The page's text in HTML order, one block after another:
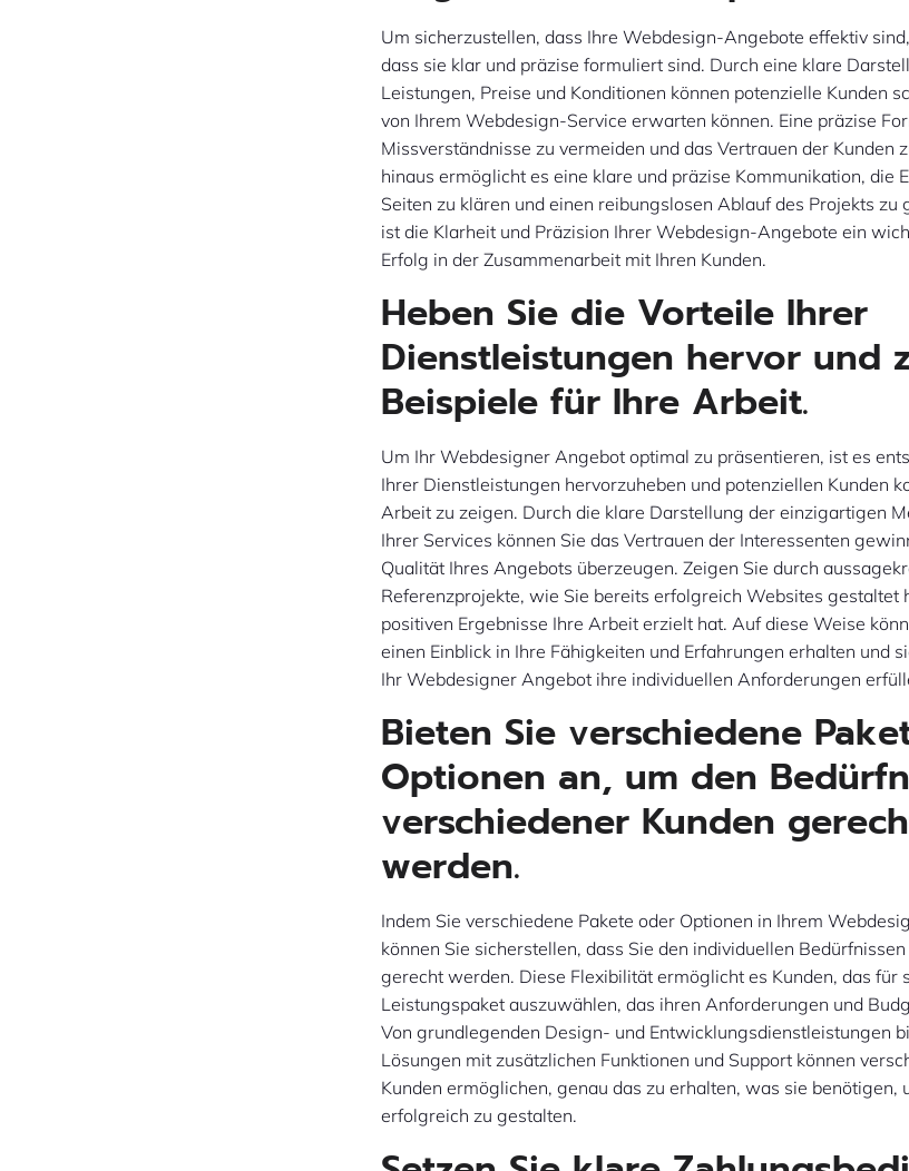
Um sicherzustellen, dass Ihre Webdesign-Angebote effektiv
dass sie klar und präzise formuliert sind. Durch eine klare
Leistungen, Preise und Konditionen können potenzielle Kunden
von Ihrem Webdesign-Service erwarten können. Eine präzise
Missverständnisse zu vermeiden und das Vertrauen der Kunden
hinaus ermöglicht es eine klare und präzise Kommunikation, die
Seiten zu klären und einen reibungslosen Ablauf des Projekts
ist die Klarheit und Präzision Ihrer Webdesign-Angebote ein
Erfolg in der Zusammenarbeit mit Ihren Kunden.
Heben Sie die Vorteile Ihrer
Dienstleistungen hervor und
Beispiele für Ihre Arbeit.
Um Ihr Webdesigner Angebot optimal zu präsentieren, ist es
Ihrer Dienstleistungen hervorzuheben und potenziellen Kunden
Arbeit zu zeigen. Durch die klare Darstellung der einzigartigen
Ihrer Services können Sie das Vertrauen der Interessenten
Qualität Ihres Angebots überzeugen. Zeigen Sie durch
Referenzprojekte, wie Sie bereits erfolgreich Websites gestaltet
positiven Ergebnisse Ihre Arbeit erzielt hat. Auf diese Weise
einen Einblick in Ihre Fähigkeiten und Erfahrungen erhalten und
Ihr Webdesigner Angebot ihre individuellen Anforderungen
Bieten Sie verschiedene
Optionen an, um den
verschiedener Kunden
werden.
Indem Sie verschiedene Pakete oder Optionen in Ihrem
können Sie sicherstellen, dass Sie den individuellen
gerecht werden. Diese Flexibilität ermöglicht es Kunden, das für
Leistungspaket auszuwählen, das ihren Anforderungen und
Von grundlegenden Design- und Entwicklungsdienstleistungen
Lösungen mit zusätzlichen Funktionen und Support können
Kunden ermöglichen, genau das zu erhalten, was sie benötigen,
erfolgreich zu gestalten.